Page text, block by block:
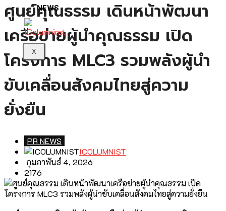
NEWS
X
ศูนย์คุณธรรม เดินหน้าพัฒนา
เครือข่ายผู้นำคุณธรรม เปิด
โครงการ MLC3 รวมพลังผู้นำ
ขับเคลื่อนสังคมไทยสู่ความ
ยั่งยืน
PR NEWS
ICOLUMNIST
กุมภาพันธ์ 4, 2026
2176